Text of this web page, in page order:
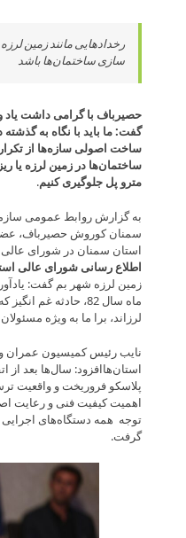
رخدادهایی مانند زمین
سازی ساختمان‌ها باشد
حصیرباف با گرامی داشت یاد
گفت: ما باید با نگاه به
ساخت اصولی سازه‌ها از
ساختمان‌ها در زمین لرزه یا
مترو پل جلوگیری کنیم.
به گزارش روابط عمومی
سمنان کوروش حصیرباف،
استان سمنان در شورای عالی
اطلاع رسانی شورای عالی
زمین لرزه شهر بم گفت:
ماه سال 82، حادثه
لرزاند، برا ما به ویژه
نایب رئیس کمیسیون عمران
استان‌هاافزود: سال‌ها بعد از
پلاسکو فروریخت و واقعیت
اهمیت کیفیت فنی و رعایت
توجه همه دستگاه‌های
گرفت.